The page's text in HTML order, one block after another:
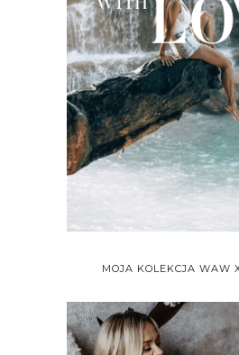
MOJA KOLEKCJA WAW